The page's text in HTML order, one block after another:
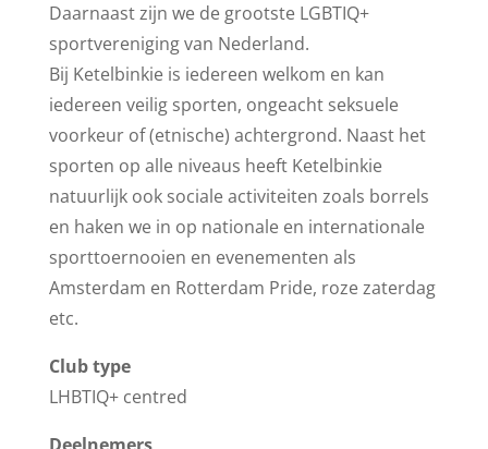
Daarnaast zijn we de grootste LGBTIQ+
sportvereniging van Nederland.
Bij Ketelbinkie is iedereen welkom en kan
iedereen veilig sporten, ongeacht seksuele
voorkeur of (etnische) achtergrond. Naast het
sporten op alle niveaus heeft Ketelbinkie
natuurlijk ook sociale activiteiten zoals borrels
en haken we in op nationale en internationale
sporttoernooien en evenementen als
Amsterdam en Rotterdam Pride, roze zaterdag
etc.
Club type
LHBTIQ+ centred